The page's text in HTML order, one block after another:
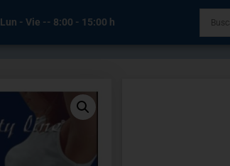
Lun - Vie -- 8:00 - 15:00 h